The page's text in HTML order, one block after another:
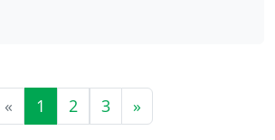
« 1 2 3 »